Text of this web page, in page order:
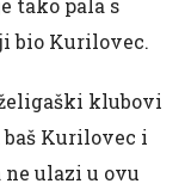
tako pala s
bio Kurilovec.
klubovi
baš Kurilovec i
ulazi u ovu